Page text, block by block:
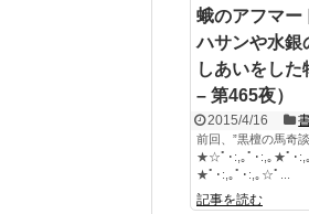
蛾のアフマー
ハサンや水銀
しあいをし
– 第465夜）
2015/4/16
前回、”黒檀の馬奇
★☆ﾟ･:,｡ﾟ･:,｡★ﾟ･:,
★ﾟ･:,｡ﾟ･:,｡☆ﾟ...
記事を読む